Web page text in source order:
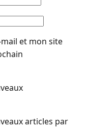
et mon site
articles par